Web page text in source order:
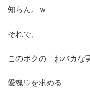
知らん。ｗ
それで、
このボクの「おバカな
愛魂♡を求める